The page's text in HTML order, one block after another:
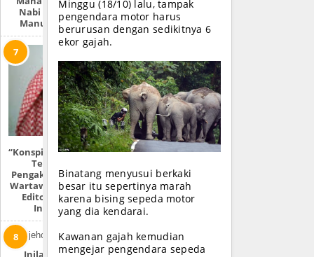
Nabi Adam Atau
Manusia Purba?
“Konspirasi Metro TV
Terkuak” |
Pengakuan Mantan
Wartawan & Penulis
Editorial Media
Indonesia
Inilah Produk-
Minggu (18/10) lalu, tampak
pengendara motor harus
berurusan dengan sedikitnya 6
ekor gajah.
Binatang menyusui berkaki
besar itu sepertinya marah
karena bising sepeda motor
yang dia kendarai.
Kawanan gajah kemudian
mengejar pengendara sepeda